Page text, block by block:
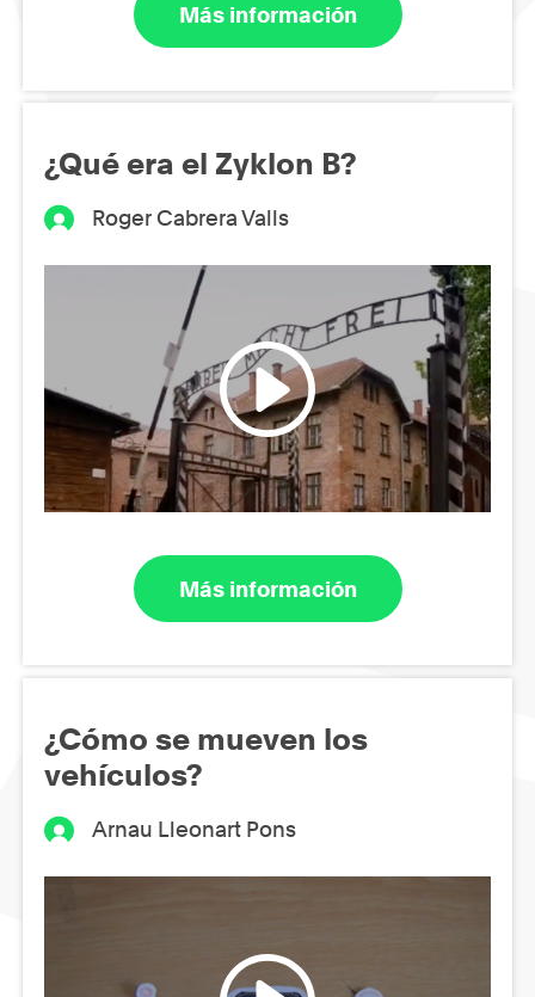
Más información
¿Qué era el Zyklon B?
Roger Cabrera Valls
Más información
¿Cómo se mueven los
vehículos?
Arnau Lleonart Pons